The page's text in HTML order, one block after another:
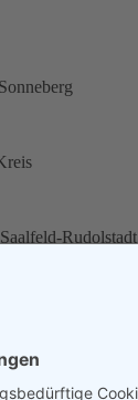
Rudolstadt